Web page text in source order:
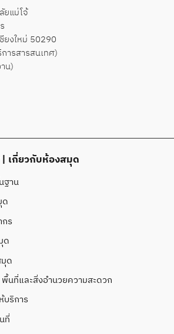
ยแม่โจ้
ยงใหม่ 50290
ารสารสนเทศ)
น)
เกี่ยวกับห้องสมุด
ฐาน
ด
ร
ด
ด
นที่และสิ่งอำนวยความสะดวก
บริการ
ที่